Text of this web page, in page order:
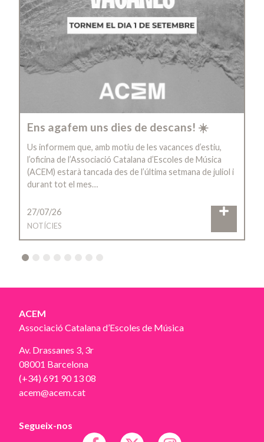
Ens agafem uns dies de descans! ☀️
Us informem que, amb motiu de les vacances d’estiu,
l’oficina de l’Associació Catalana d’Escoles de Música
(ACEM) estarà tancada des de l’última setmana de juliol i
durant tot el mes…
27/07/26
NOTÍCIES
4 5 6 7 8
ACEM
Associació Catalana d’Escoles de Música
Av. Drassanes 3, 3r
08001 Barcelona
(+34) 691 90 13 08
acem@acem.cat
Segueix-nos